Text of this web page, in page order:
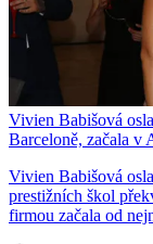
Vivien Babišová
Barceloně, začala v
Vivien Babišová
prestižních škol
firmou začala od